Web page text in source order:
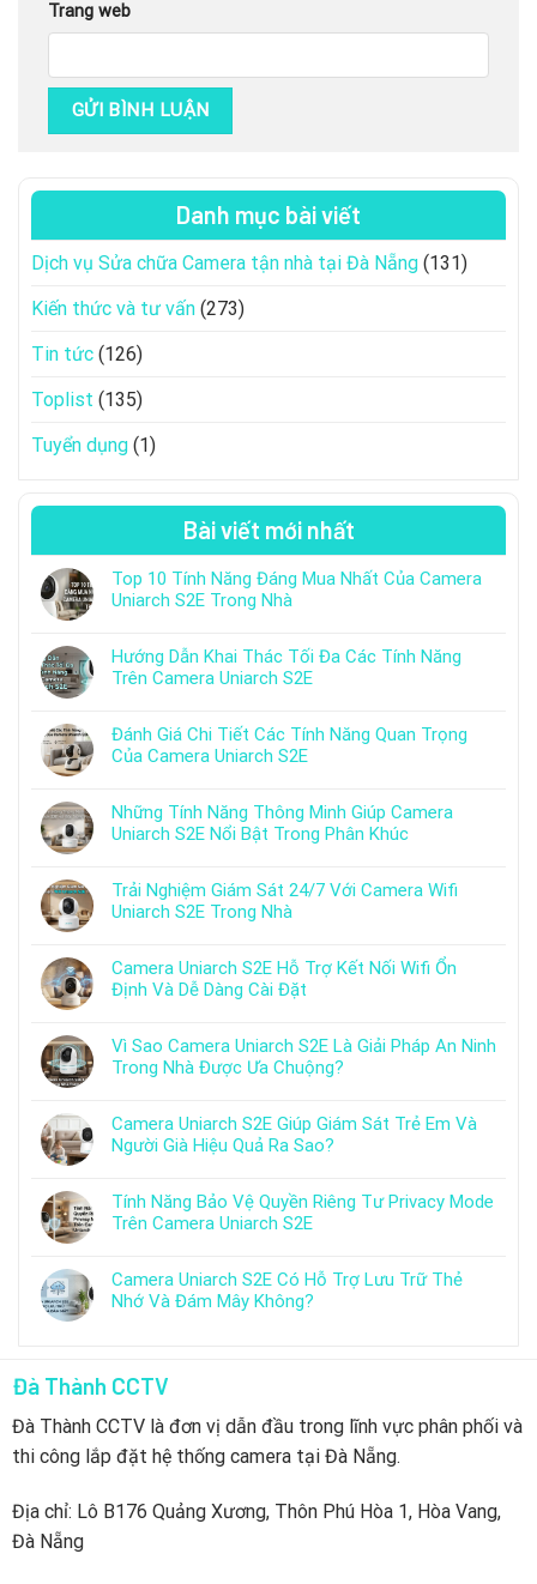
Trang web
Danh mục bài viết
Dịch vụ Sửa chữa Camera tận nhà tại Đà Nẵng (131)
Kiến thức và tư vấn (273)
Tin tức (126)
Toplist (135)
Tuyển dụng (1)
Bài viết mới nhất
Top 10 Tính Năng Đáng Mua Nhất Của Camera
Uniarch S2E Trong Nhà
Hướng Dẫn Khai Thác Tối Đa Các Tính Năng
Trên Camera Uniarch S2E
Đánh Giá Chi Tiết Các Tính Năng Quan Trọng
Của Camera Uniarch S2E
Những Tính Năng Thông Minh Giúp Camera
Uniarch S2E Nổi Bật Trong Phân Khúc
Trải Nghiệm Giám Sát 24/7 Với Camera Wifi
Uniarch S2E Trong Nhà
Camera Uniarch S2E Hỗ Trợ Kết Nối Wifi Ổn
Định Và Dễ Dàng Cài Đặt
Vì Sao Camera Uniarch S2E Là Giải Pháp An Ninh
Trong Nhà Được Ưa Chuộng?
Camera Uniarch S2E Giúp Giám Sát Trẻ Em Và
Người Già Hiệu Quả Ra Sao?
Tính Năng Bảo Vệ Quyền Riêng Tư Privacy Mode
Trên Camera Uniarch S2E
Camera Uniarch S2E Có Hỗ Trợ Lưu Trữ Thẻ
Nhớ Và Đám Mây Không?
Đà Thành CCTV
Đà Thành CCTV là đơn vị dẫn đầu trong lĩnh vực phân phối và
thi công lắp đặt hệ thống camera tại Đà Nẵng.
Địa chỉ: Lô B176 Quảng Xương, Thôn Phú Hòa 1, Hòa Vang,
Đà Nẵng